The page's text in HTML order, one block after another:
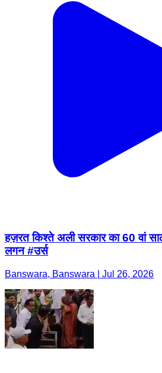
हज़रत किश्ते अली सरकार का 60 वां
लगन #उर्स
Banswara, Banswara | Jul 26, 2026